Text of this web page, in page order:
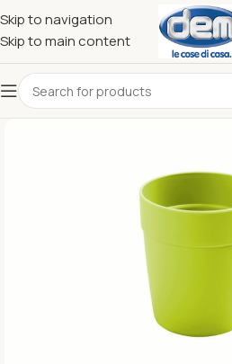
Skip to navigation
Skip to main content